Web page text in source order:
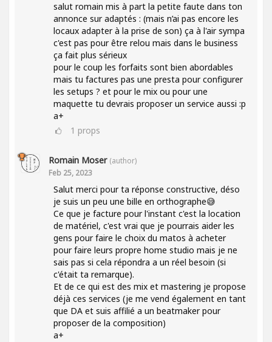
salut romain mis à part la petite faute dans ton
annonce sur adaptés : (mais n’ai pas encore les
locaux adapter à la prise de son) ça à l'air sympa
c'est pas pour être relou mais dans le business
ça fait plus sérieux
pour le coup les forfaits sont bien abordables
mais tu factures pas une presta pour configurer
les setups ? et pour le mix ou pour une
maquette tu devrais proposer un service aussi :p
a+
1 props
Romain Moser (author)
Feb 25, 2023
Salut merci pour ta réponse constructive, déso
je suis un peu une bille en orthographe😅
Ce que je facture pour l'instant c'est la location
de matériel, c'est vrai que je pourrais aider les
gens pour faire le choix du matos à acheter
pour faire leurs propre home studio mais je ne
sais pas si cela répondra a un réel besoin (si
c'était ta remarque).
Et de ce qui est des mix et mastering je propose
déjà ces services (je me vend également en tant
que DA et suis affilié a un beatmaker pour
proposer de la composition)
a+